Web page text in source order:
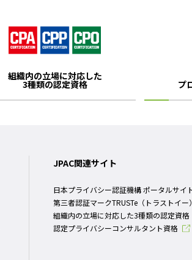
組織内の立場に対応した
3種類の認定資格 プ
JPAC関連サイト
日本プライバシー認証機構 ポータルサイ
第三者認証マークTRUSTe（トラストイー）
組織内の立場に対応した3種類の認定資格
認定プライバシーコンサルタント資格